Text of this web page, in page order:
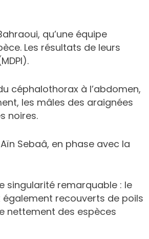
qu’une équipe
Les résultats de leurs
céphalothorax à l’abdomen,
les mâles des araignées
noires.
Sebaâ, en phase avec la
singularité remarquable : le
recouverts de poils
nettement des espèces